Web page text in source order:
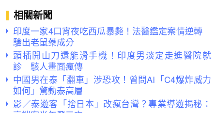
相關新聞
印度一家4口宵夜吃西瓜暴斃！法醫鑑定案情逆轉
驗出老鼠藥成分
頭插開山刀還能滑手機！印度男淡定走進醫院就
診 駭人畫面瘋傳
中國男在泰「翻車」涉恐攻！曾問AI「C4爆炸威力
如何」驚動泰高層
影／泰遊客「捨日本」改瘋台灣？專業導遊揭秘：